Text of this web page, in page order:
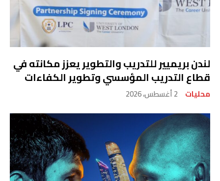
لندن بريميير للتدريب والتطوير يعزز مكانته في
قطاع التدريب المؤسسي وتطوير الكفاءات
محليات 2 أغسطس، 2026